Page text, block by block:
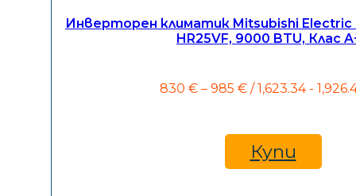
Инверторен климатик Mitsubishi Electric
HR25VF, 9000 BTU, Клас
830 € – 985 €Price
through
985 €
/ 1,623.34 -
Купи